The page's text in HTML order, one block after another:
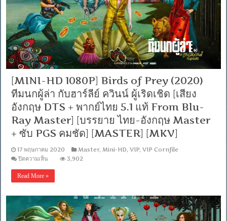
[MINI-HD 1080P] Birds of Prey (2020)
ทีมนกผู้ล่า กับฮาร์ลีย์ ควินน์ ผู้เริดเชิด [เสียง
อังกฤษ DTS + พากย์ไทย 5.1 แท้ From Blu-
Ray Master] [บรรยาย ไทย-อังกฤษ Master
+ ซับ PGS คมชัด] [MASTER] [MKV]
17 พฤษภาคม 2020 Master, Mini-HD,VIP,VIP Cornfile
ปิดความเห็น
1080P]
of
Prey
(2020)
ทีม
3,902
Read More »